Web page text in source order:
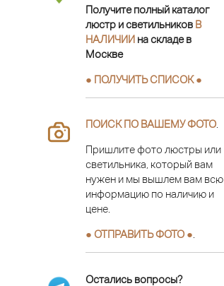
Получите полный каталог
люстр и светильников В
НАЛИЧИИ на складе в
Москве
● ПОЛУЧИТЬ СПИСОК ●
ПОИСК ПО ВАШЕМУ ФОТО
Пришлите фото люстры или
светильника, который вам
нужен и мы вышлем вам всю
информацию по наличию и
цене.
● ОТПРАВИТЬ ФОТО ●
Остались вопросы?